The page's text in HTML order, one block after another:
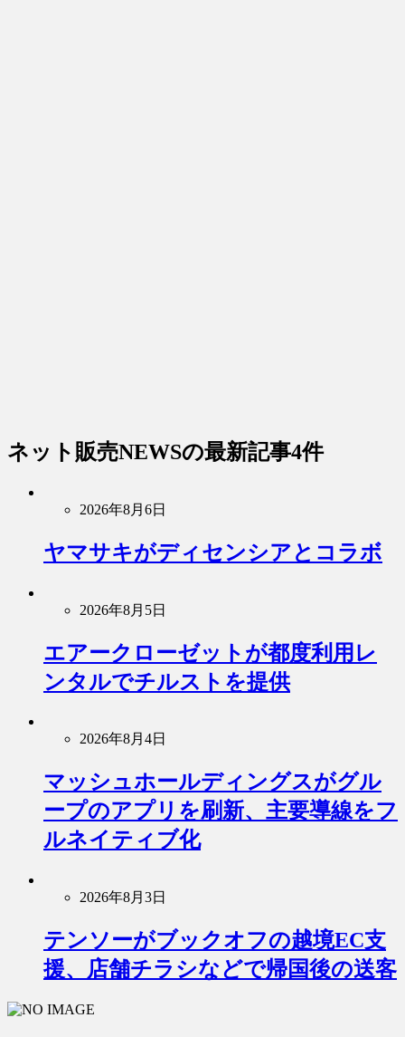
ネット販売NEWSの最新記事4件
2026年8月6日
ヤマサキがディセンシアとコラボ
2026年8月5日
エアークローゼットが都度利用レ
ンタルでチルストを提供
2026年8月4日
マッシュホールディングスがグル
ープのアプリを刷新、主要導線をフ
ルネイティブ化
2026年8月3日
テンソーがブックオフの越境EC支
援、店舗チラシなどで帰国後の送客